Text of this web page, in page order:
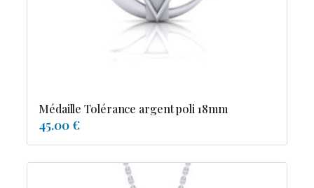
Médaille Tolérance argent poli 18mm
45.00 €